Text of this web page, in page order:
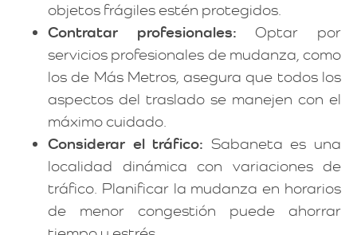
objetos frágiles estén protegidos.
Contratar profesionales: Optar por
servicios profesionales de mudanza, como
los de Más Metros, asegura que todos los
aspectos del traslado se manejen con el
máximo cuidado.
Considerar el tráfico: Sabaneta es una
localidad dinámica con variaciones de
tráfico. Planificar la mudanza en horarios
de menor congestión puede ahorrar